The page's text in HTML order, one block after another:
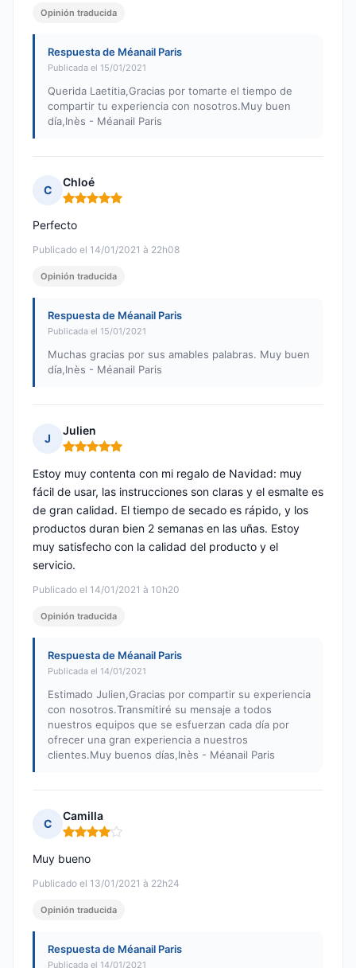
Opinión traducida
Respuesta de Méanail Paris
Publicada el 15/01/2021
Querida Laetitia,Gracias por tomarte el tiempo de
compartir tu experiencia con nosotros.Muy buen
día,Inès - Méanail Paris
C
Chloé
Nota: 5 de 5
Publicado el 14/01/2021 à 22h08
Perfecto
Opinión traducida
Respuesta de Méanail Paris
Publicada el 15/01/2021
Muchas gracias por sus amables palabras. Muy buen
día,Inès - Méanail Paris
J
Julien
Nota: 5 de 5
Publicado el 14/01/2021 à 10h20
Estoy muy contenta con mi regalo de Navidad: muy
fácil de usar, las instrucciones son claras y el esmalte es
de gran calidad. El tiempo de secado es rápido, y los
productos duran bien 2 semanas en las uñas. Estoy
muy satisfecho con la calidad del producto y el
servicio.
Opinión traducida
Respuesta de Méanail Paris
Publicada el 14/01/2021
Estimado Julien,Gracias por compartir su experiencia
con nosotros.Transmitiré su mensaje a todos
nuestros equipos que se esfuerzan cada día por
ofrecer una gran experiencia a nuestros
clientes.Muy buenos días,Inès - Méanail Paris
C
Camilla
Nota: 4 de 5
Publicado el 13/01/2021 à 22h24
Muy bueno
Opinión traducida
Respuesta de Méanail Paris
Publicada el 14/01/2021